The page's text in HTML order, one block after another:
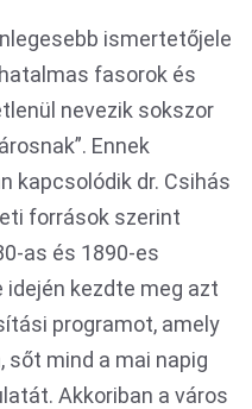
ismertetőjele
fasorok és
nevezik sokszor
Ennek
kapcsolódik dr. Csihás
források szerint
as és 1890-es
kezdte meg azt
programot, amely
mind a mai napig
Akkoriban a város